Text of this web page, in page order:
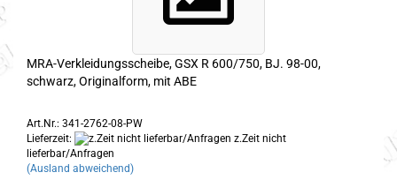
MRA-Verkleidungsscheibe, GSX R 600/750, BJ. 98-00,
schwarz, Originalform, mit ABE
Art.Nr.: 341-2762-08-PW
Lieferzeit:
z.Zeit nicht
lieferbar/Anfragen
(Ausland abweichend)